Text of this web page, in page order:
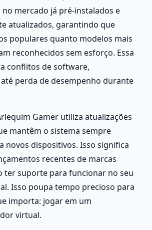
mercado já pré-instalados e
atualizados, garantindo que
populares quanto modelos mais
reconhecidos sem esforço. Essa
conflitos de software,
perda de desempenho durante
Gamer utiliza atualizações
mantêm o sistema sempre
novos dispositivos. Isso significa
recentes de marcas
ter suporte para funcionar no seu
Isso poupa tempo precioso para
importa: jogar em um
virtual.